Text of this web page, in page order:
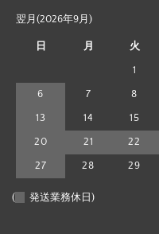
翌月(2026年9月)
日 月 火
1
6 7 8
13 14 15
20 21 22
27 28 29
( 発送業務休日)